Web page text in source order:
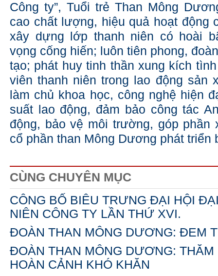
Công ty”, Tuổi trẻ Than Mông
cao chất lượng, hiệu quả hoạt động
xây dựng lớp thanh niên có hoài
vọng cống hiến; luôn tiên phong,
tạo; phát huy tinh thần xung kích
viên thanh niên trong lao động sản
làm chủ khoa học, công nghệ hiện
suất lao động, đảm bảo công tác
động, bảo vệ môi trường, góp phần
cổ phần than Mông Dương phát triển
CÙNG CHUYÊN MỤC
CÔNG BỐ BIÊU TRƯNG ĐẠI HỘI
NIÊN CÔNG TY LẦN THỨ XVI.
ĐOÀN THAN MÔNG DƯƠNG: ĐEM
ĐOÀN THAN MÔNG DƯƠNG:
HOÀN CẢNH KHÓ KHĂN